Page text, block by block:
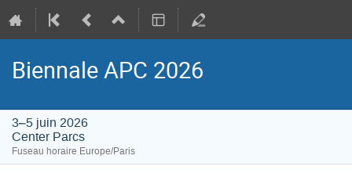
Biennale APC 2026
3–5 juin 2026
Center Parcs
Fuseau horaire Europe/Paris